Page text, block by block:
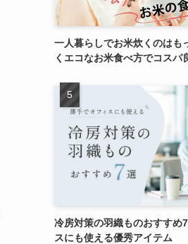
一人暮らしでお米炊くのはも
くエコなお米食べ方でコスパ
冷房対策の羽織ものおすすめ
スにも使える優秀アイテム